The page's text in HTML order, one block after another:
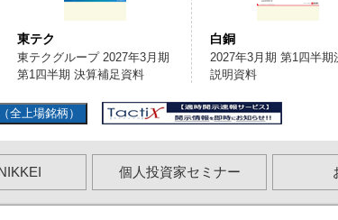
東テク
東テクグループ 2027年3月期
第1四半期 決算補足資料
白銅
2027年3月期 第1四半期
説明資料
全上場銘柄）
個人投資家セミナー